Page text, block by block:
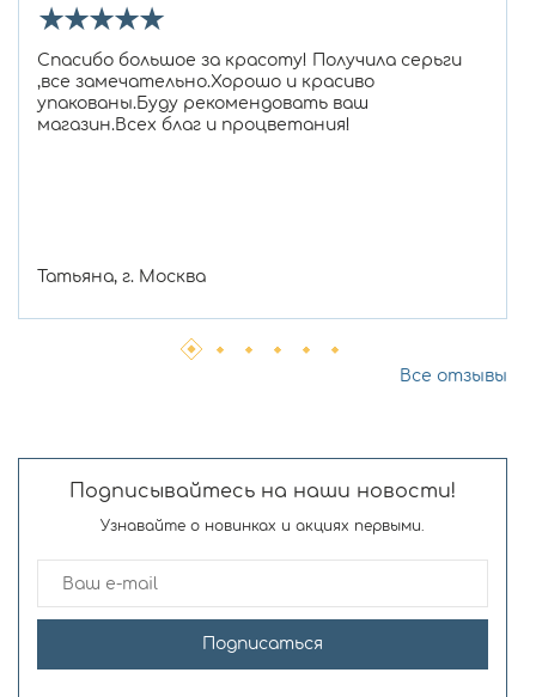
★★★★★
Спасибо большое за красоту! Получила серьги
,все замечательно.Хорошо и красиво
упакованы.Буду рекомендовать ваш
магазин.Всех благ и процветания!
Татьяна, г. Москва
Все отзывы
Подписывайтесь на наши новости!
Узнавайте о новинках и акциях первыми.
Подписаться